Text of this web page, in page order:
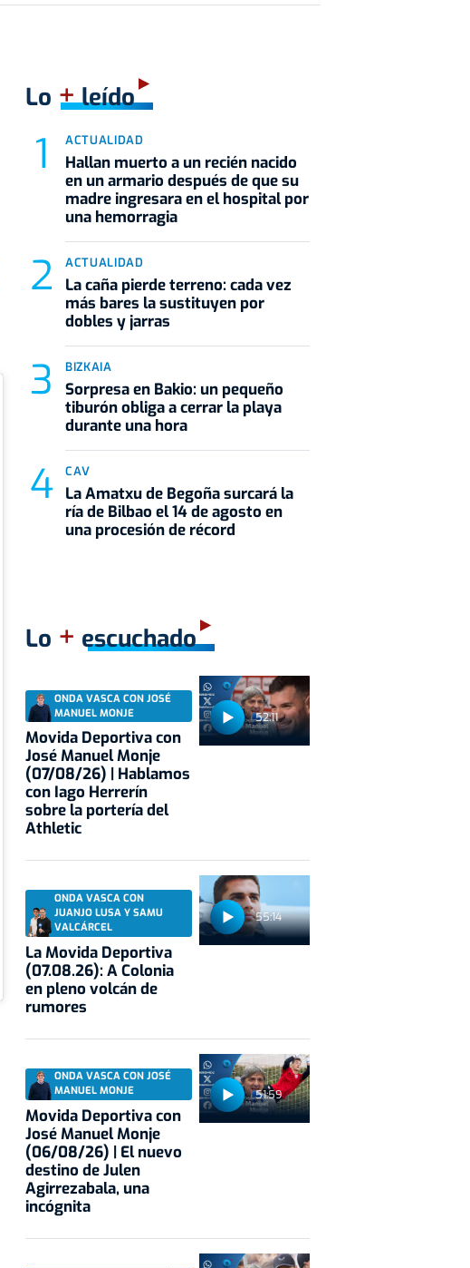
Lo +leído
ACTUALIDAD
Hallan muerto a un recién nacido
en un armario después de que su
madre ingresara en el hospital por
una hemorragia
ACTUALIDAD
La caña pierde terreno: cada vez
más bares la sustituyen por
dobles y jarras
BIZKAIA
Sorpresa en Bakio: un pequeño
tiburón obliga a cerrar la playa
durante una hora
CAV
La Amatxu de Begoña surcará la
ría de Bilbao el 14 de agosto en
una procesión de récord
Lo + escuchado
52:11
ONDA VASCA CON JOSÉ
MANUEL MONJE
Movida Deportiva con
José Manuel Monje
(07/08/26) | Hablamos
con Iago Herrerín
sobre la portería del
Athletic
55:14
ONDA VASCA CON
JUANJO LUSA Y SAMU
VALCÁRCEL
La Movida Deportiva
(07.08.26): A Colonia
en pleno volcán de
rumores
51:59
ONDA VASCA CON JOSÉ
MANUEL MONJE
Movida Deportiva con
José Manuel Monje
(06/08/26) | El nuevo
destino de Julen
Agirrezabala, una
incógnita